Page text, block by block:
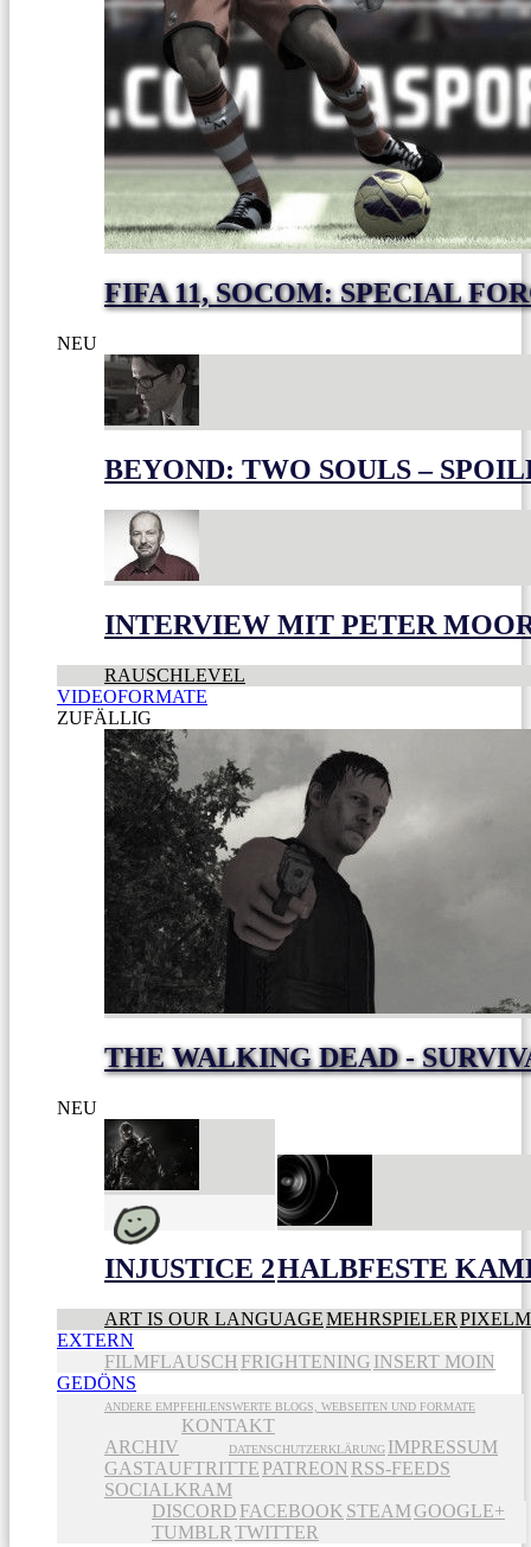
FIFA 11, SOCOM: SPECIAL
NEU
BEYOND: TWO SOULS –
INTERVIEW MIT PETER
RAUSCHLEVEL
VIDEOFORMATE
ZUFÄLLIG
THE WALKING DEAD -
NEU
INJUSTICE 2HALBFESTE
ART IS OUR LANGUAGEMEHRSPIELER
EXTERN
FILMFLAUSCH FRIGHTENING INSERT MOIN
GEDÖNS
ANDERE EMPFEHLENSWERTE BLOGS, WEBSEITEN UND FORMATE
ARCHIV
KONTAKT
DATENSCHUTZERKLÄRUNG IMPRESSUM
GASTAUFTRITTE PATREON RSS-FEEDS
SOCIALKRAM
DISCORD FACEBOOK STEAMGOOGLE+
TUMBLR TWITTER